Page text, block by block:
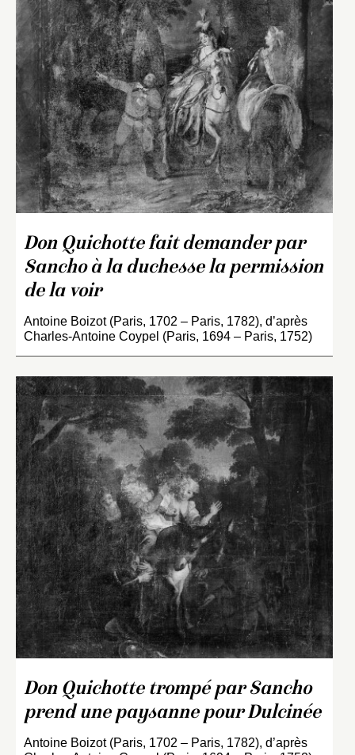
Don Quichotte fait demander par
Sancho à la duchesse la permission
de la voir
Antoine Boizot (Paris, 1702 – Paris, 1782), d’après
Charles-Antoine Coypel (Paris, 1694 – Paris, 1752)
Don Quichotte trompé par Sancho
prend une paysanne pour Dulcinée
Antoine Boizot (Paris, 1702 – Paris, 1782), d’après